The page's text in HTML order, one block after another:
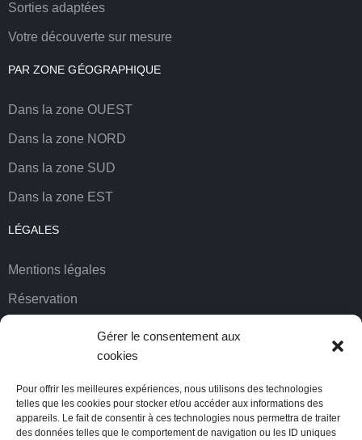
Gérer le consentement aux
cookies
Pour offrir les meilleures expériences, nous utilisons des technologies
telles que les cookies pour stocker et/ou accéder aux informations des
appareils. Le fait de consentir à ces technologies nous permettra de traiter
des données telles que le comportement de navigation ou les ID uniques
Sorties adaptées
Votre découverte sur mesure
PAR ZONE GÉOGRAPHIQUE
Dans la zone OUEST
Dans la zone NORD
Dans la zone SUD
Dans la zone EST
LÉGALES
Mentions légales
Réservation
Politique de cookies (UE)